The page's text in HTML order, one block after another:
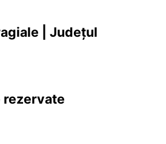
| Județul
rezervate